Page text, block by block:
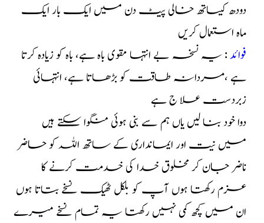
دودھ کیساتھ خالی پیٹ دن میں ایک بار ایک
ماہ استعمال کریں
فوائد: یہ نسخہ بے انتہا مقوی باہ ہے، باہ کو زیادہ کرتا
ہے ،مردانہ طاقت کو بڑھاتا ہے، انتہائی
زبردست علا ج ہے
دوا خود بنا لیں یاں ہم سے بنی ہوئی منگوا سکتے ہیں
میں نیت اور ایمانداری کے ساتھ اللہ کو حاضر
ناضر جان کر مخلوق خدا کی خدمت کرنے کا
عزم رکھتا ہوں آپ کو بلکل ٹھیک نسخے بتاتا ہوں
ان میں کچھ کمی نہیں رکھتا یہ تمام نسخے میرے